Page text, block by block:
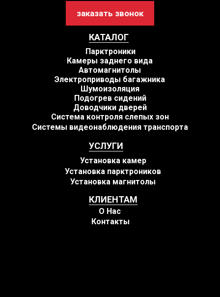
УСЛУГИ
КЛИЕНТАМ
КАТАЛОГ
Автомагнитолы
Шумоизоляция
Парктроники
Электроприводы багажника
Система контроля слепых зон
Системы видеонаблюдения транспорта
Камеры заднего вида
Подогрев сидений
заказать звонок
Доводчики дверей
Установка камер
О Нас
Контакты
Установка магнитолы
Установка парктроников